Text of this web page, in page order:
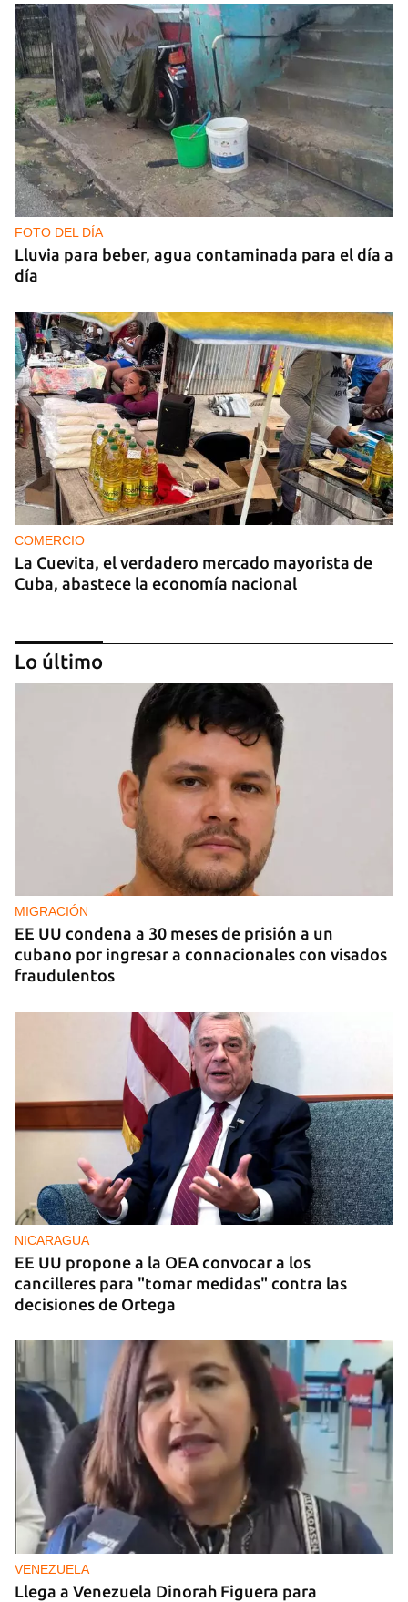
FOTO DEL DÍA
Lluvia para beber, agua contaminada para el día a
día
COMERCIO
La Cuevita, el verdadero mercado mayorista de
Cuba, abastece la economía nacional
EE UU duplica sus ventas de combustible al
sector privado cubano
Lo último
MIGRACIÓN
EE UU condena a 30 meses de prisión a un
cubano por ingresar a connacionales con visados
fraudulentos
NICARAGUA
EE UU propone a la OEA convocar a los
cancilleres para "tomar medidas" contra las
decisiones de Ortega
VENEZUELA
Llega a Venezuela Dinorah Figuera para